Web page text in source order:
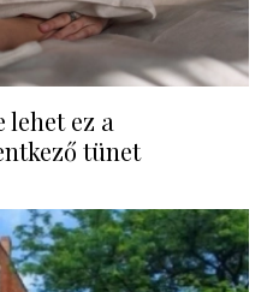
lehet ez a
tünet